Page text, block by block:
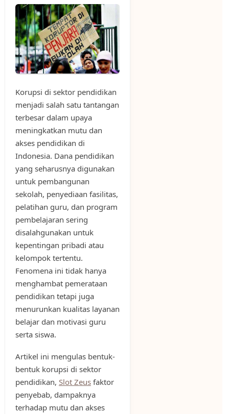
Korupsi di sektor pendidikan
menjadi salah satu tantangan
terbesar dalam upaya
meningkatkan mutu dan
akses pendidikan di
Indonesia. Dana pendidikan
yang seharusnya digunakan
untuk pembangunan
sekolah, penyediaan fasilitas,
pelatihan guru, dan program
pembelajaran sering
disalahgunakan untuk
kepentingan pribadi atau
kelompok tertentu.
Fenomena ini tidak hanya
menghambat pemerataan
pendidikan tetapi juga
menurunkan kualitas layanan
belajar dan motivasi guru
serta siswa.
Artikel ini mengulas bentuk-
bentuk korupsi di sektor
pendidikan, Slot Zeusfaktor
penyebab, dampaknya
terhadap mutu dan akses